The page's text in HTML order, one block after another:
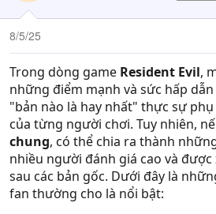
8/5/25
Trong dòng game Resident Evil,
những điểm mạnh và sức hấp
"bản nào là hay nhất" thực sự
của từng người chơi. Tuy nhiên,
chung, có thể chia ra thành
nhiều người đánh giá cao và
sau các bản gốc. Dưới đây là
fan thường cho là nổi bật: